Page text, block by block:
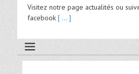
Visitez notre page actualités ou
facebook [ ... ]